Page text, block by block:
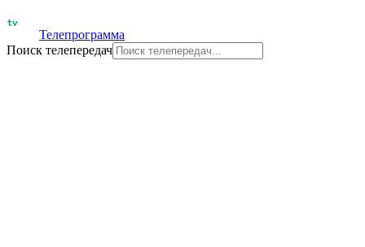
Телепрограмма
Поиск телепередач